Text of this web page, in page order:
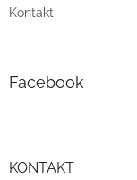
Kontakt
Facebook
KONTAKT